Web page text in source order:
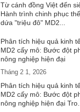
Từ cánh đồng Việt đến
Hành trình chinh phục
dứa "triệu đô" MD2...
Phân tích hiệu quả kinh
MD2 cấy mô: Bước đột
nông nghiệp hiện đại
Tháng 2 1, 2026
Phân tích hiệu quả kinh
MD2 cấy mô: Bước đột
nông nghiệp hiện đại Tro...